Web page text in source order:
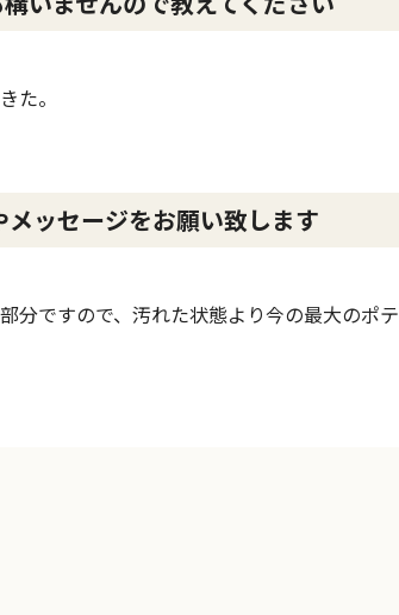
た。
ッセージをお願い致します
分ですので、汚れた状態より今の最大のポテ